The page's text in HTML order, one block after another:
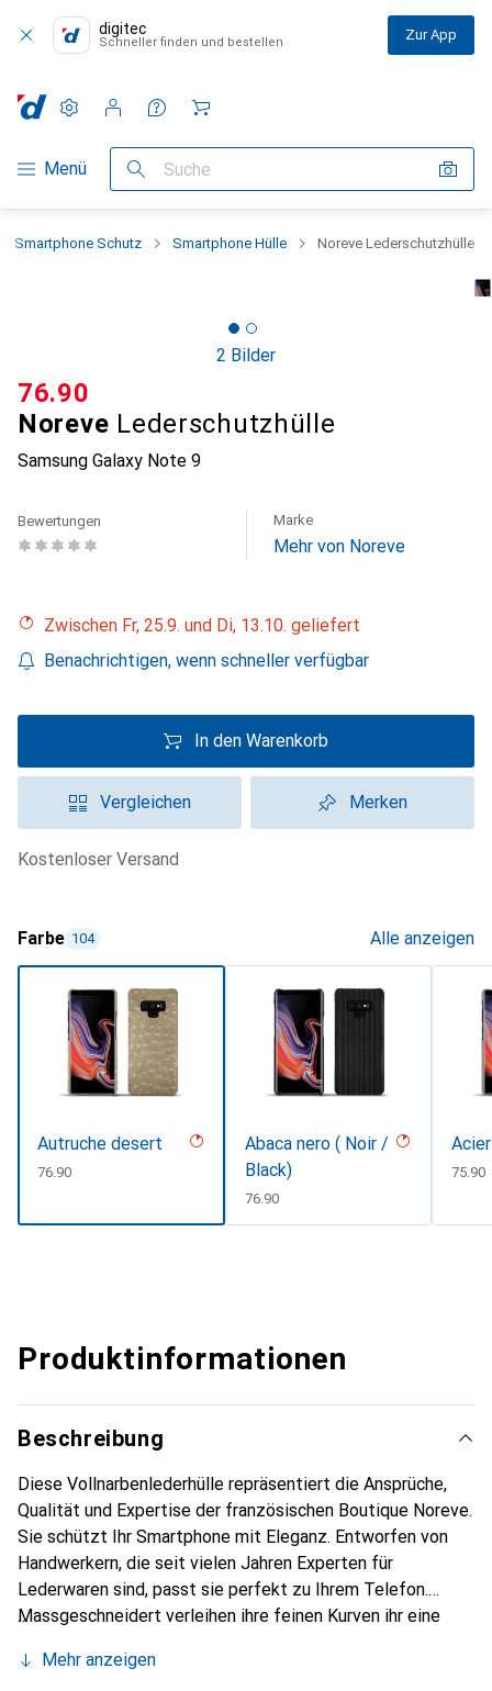
digitec
Schneller finden und bestellen Zur App
Navigation nach Kategorien
Menü Suche
Einstellungen
Kundenkonto
Vergleichslisten
Merklisten
Warenkorb
Smartphone Schutz Smartphone Hülle Noreve Lederschutzhülle
2 Bilder
Noreve Lederschutzhülle
Samsung Galaxy Note 9
CHF
76.90
Bewertungen Marke
Mehr von Noreve
Zwischen Fr, 25.9. und Di, 13.10. geliefert
Benachrichtigen, wenn schneller verfügbar
In den Warenkorb
Vergleichen Merken
kostenloser Versand
Farbe 104 Alle anzeigen
Autruche desert
CHF
76.90
Abaca nero ( Noir /
Black)
CHF
76.90
CHF
75.90
Produktinformationen
Beschreibung
Diese Vollnarbenlederhülle repräsentiert die Ansprüche,
Qualität und Expertise der französischen Boutique Noreve.
Sie schützt Ihr Smartphone mit Eleganz. Entworfen von
Handwerkern, die seit vielen Jahren Experten für
Lederwaren sind, passt sie perfekt zu Ihrem Telefon.
Massgeschneidert verleihen ihre feinen Kurven ihr eine
Accessoire Ihres Smartphones. International anerkannt für
Mehr anzeigen